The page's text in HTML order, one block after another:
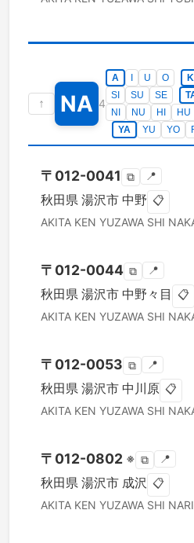
↑ NA 4
A U O
SI
SU SE
NI
NU HI HU
YA
YU YO
〒 012-0041 ⧉ 📍
秋田県 湯沢市 中野 📋
AKITA KEN YUZAWA SHI
〒 012-0044 ⧉ 📍
秋田県 湯沢市 中野々目 📋
AKITA KEN YUZAWA SHI
〒 012-0053 ⧉ 📍
秋田県 湯沢市 中川原 📋
AKITA KEN YUZAWA SHI
〒 012-0802 ※ ⧉ 📍
秋田県 湯沢市 成沢 📋
AKITA KEN YUZAWA SHI